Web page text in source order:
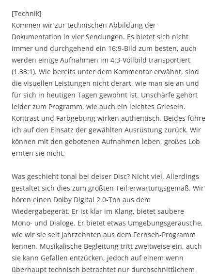
[Technik]
Kommen wir zur technischen Abbildung der
Dokumentation in vier Sendungen. Es bietet sich nicht
immer und durchgehend ein 16:9-Bild zum besten, auch
werden einige Aufnahmen im 4:3-Vollbild transportiert
(1.33:1). Wie bereits unter dem Kommentar erwähnt, sind
die visuellen Leistungen nicht derart, wie man sie an und
für sich in heutigen Tagen gewohnt ist. Unschärfe gehört
leider zum Programm, wie auch ein leichtes Grieseln.
Kontrast und Farbgebung wirken authentisch. Beides führe
ich auf den Einsatz der gewählten Ausrüstung zurück. Wir
können mit den gebotenen Aufnahmen leben, großes Lob
ernten sie nicht.
Was geschieht tonal bei deiser Disc? Nicht viel. Allerdings
gestaltet sich dies zum größten Teil erwartungsgemäß. Wir
hören einen Dolby Digital 2.0-Ton aus dem
Wiedergabegerät. Er ist klar im Klang, bietet saubere
Mono- und Dialoge. Er bietet etwas Umgebungsgeräusche,
wie wir sie seit Jahrzehnten aus dem Fernseh-Programm
kennen. Musikalische Begleitung tritt zweitweise ein, auch
sie kann Gefallen entzücken, jedoch auf einem wenn
überhaupt technisch betrachtet nur durchschnittlichem